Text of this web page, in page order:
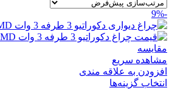
-9%
مقایسه
مشاهده سریع
افزودن به علاقه مندی
انتخاب گزینه‌ها